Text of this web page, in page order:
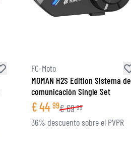
FC-Moto
MOMAN H2S Edition Sistema de
comunicación Single Set
€44 99€69 99
36% descuento sobre el PVPR